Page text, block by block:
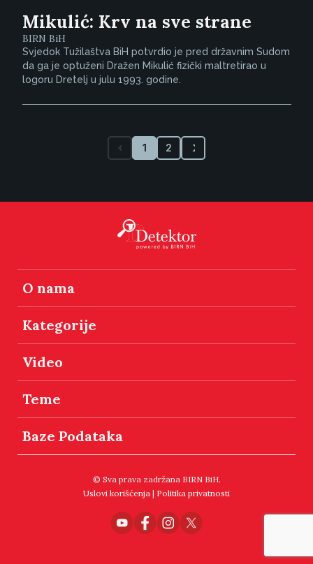
Mikulić: Krv na sve strane
BIRN BiH
Svjedok Tužilaštva BiH potvrdio je pred državnim Sudom
da ga je optuženi Dražen Mikulić fizički maltretirao u
logoru Dretelj u julu 1993. godine.
1 2
O nama
Kategorije
Video
Teme
Baze Podataka
© Sva prava zadržana BIRN BiH.
Uslovi korišćenja | Politika privatnosti